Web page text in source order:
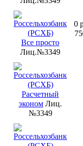
Все просто
Лиц.№3349
0
Расчетный
эконом Лиц.
№3349